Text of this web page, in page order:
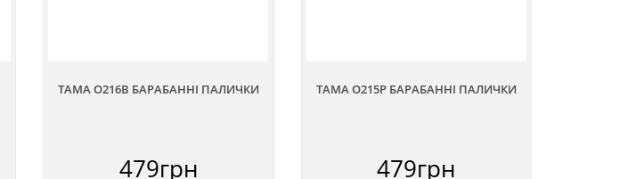
TAMA O216B БАРАБАННІ ПАЛИЧКИ
479грн
TAMA O215P БАРАБАННІ ПАЛИЧКИ
479грн